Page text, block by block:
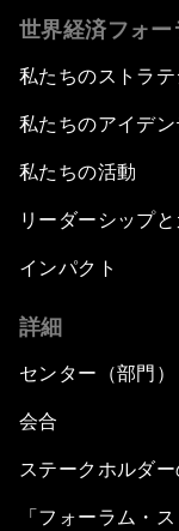
世界経済フォ
私たちのストラ
私たちのアイデン
私たちの活動
リーダーシップ
インパクト
詳細
センター（部門）
会合
ステークホルダ
「フォーラム・ス